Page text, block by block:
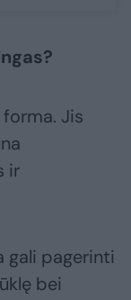
Jis
ir
gali pagerinti
bei